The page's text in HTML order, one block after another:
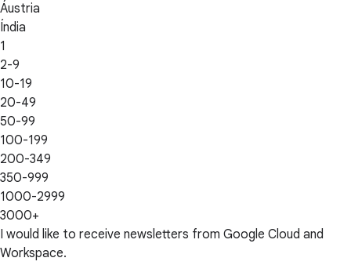
Áustria
Índia
1
2-9
10-19
20-49
50-99
100-199
200-349
350-999
1000-2999
3000+
I would like to receive newsletters from Google Cloud and
Workspace.